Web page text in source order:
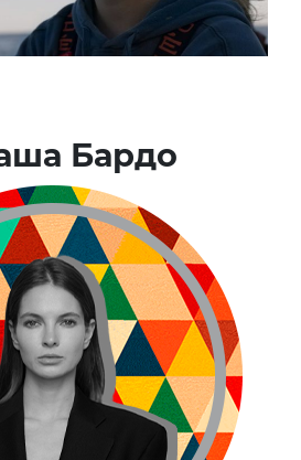
Бардо